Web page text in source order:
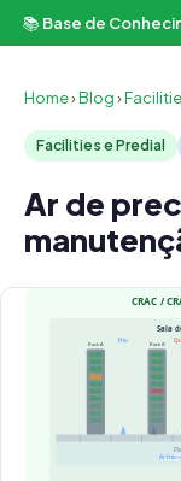
📚Base de
Home›Blog›
Facilities e Predial
Ar de